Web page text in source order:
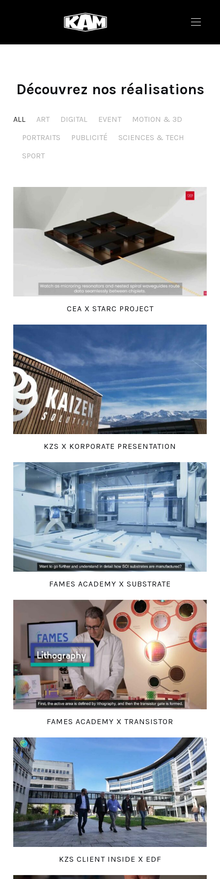
Découvrez nos réalisations
ALL ART DIGITAL EVENT
MOTION & 3D
PORTRAITS
PUBLICITÉ
SCIENCES & TECH
SPORT
CEA X STARC PROJECT
KZS X KORPORATE PRESENTATION
FAMES ACADEMY X SUBSTRATE
FAMES ACADEMY X TRANSISTOR
KZS CLIENT INSIDE X EDF